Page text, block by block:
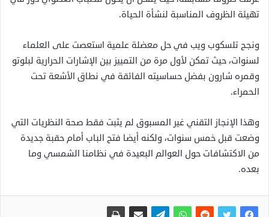
تهيئة الظروف المناسبة لنشأة الحياة.
ونجح تلسكوب ويب في حل معضلة علمية استعصت على العلماء
لسنوات، حيث تمكن لأول مرة من التمييز بين الإشارات الحرارية لبلوتو
وقمره شارون بفضل حساسيته الفائقة في نطاق الأشعة تحت
الحمراء.
وهذا الإنجاز التقني غير المسبوق لم يثبت فقط صحة النظريات التي
وضعت قبل خمس سنوات، ولكنه أيضا فتح الباب أمام حقبة جديدة
من الاكتشافات حول العوالم البعيدة في نظامنا الشمسي وما
بعده.